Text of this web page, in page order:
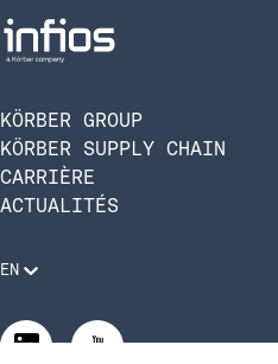
KÖRBER GROUP
KÖRBER SUPPLY CHAIN
CARRIÈRE
ACTUALITÉS
EN